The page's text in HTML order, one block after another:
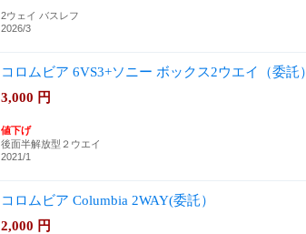
2ウェイ バスレフ
2026/3
コロムビア 6VS3+ソニー ボックス2ウエイ（委託）
3,000 円
値下げ
後面半解放型２ウエイ
2021/1
コロムビア Columbia 2WAY(委託）
2,000 円